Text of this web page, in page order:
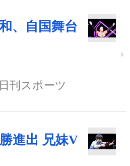
、自国舞台
日刊スポーツ
進出 兄妹V